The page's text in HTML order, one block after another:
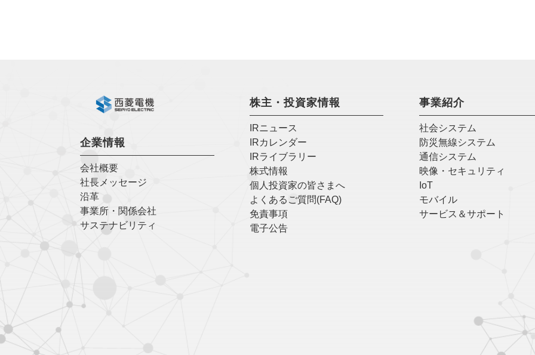
企業情報
会社概要
社長メッセージ
沿革
事業所・関係会社
サステナビリティ
株主・投資家情報
IRニュース
IRカレンダー
IRライブラリー
株式情報
個人投資家の皆さまへ
よくあるご質問(FAQ)
免責事項
電子公告
事業紹介
社会システム
防災無線システム
通信システム
映像・セキュリティ
IoT
モバイル
サービス＆サポート